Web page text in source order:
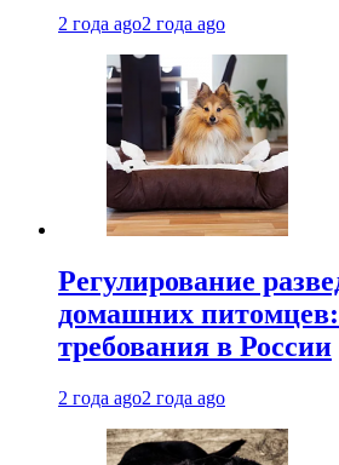
2 года ago2 года ago
Регулирование
домашних
требования в России
2 года ago2 года ago